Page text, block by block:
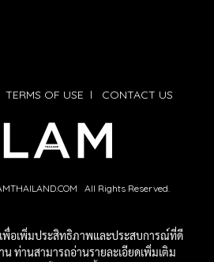
TERMS OF USE l CONTACT US
All Rights Reserved.
เพื่อเพิ่มประสิทธิภาพและประสบการณ์ที่ดี
น ท่านสามารถอ่านรายละเอียดเพิ่มเติม